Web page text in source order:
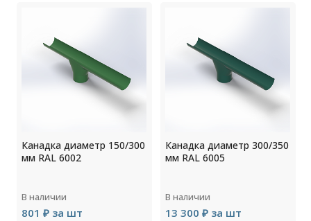
Канадка диаметр 150/300
мм RAL 6002
В наличии
801 ₽ за шт
Канадка диаметр 300/350
мм RAL 6005
В наличии
13 300 ₽ за шт